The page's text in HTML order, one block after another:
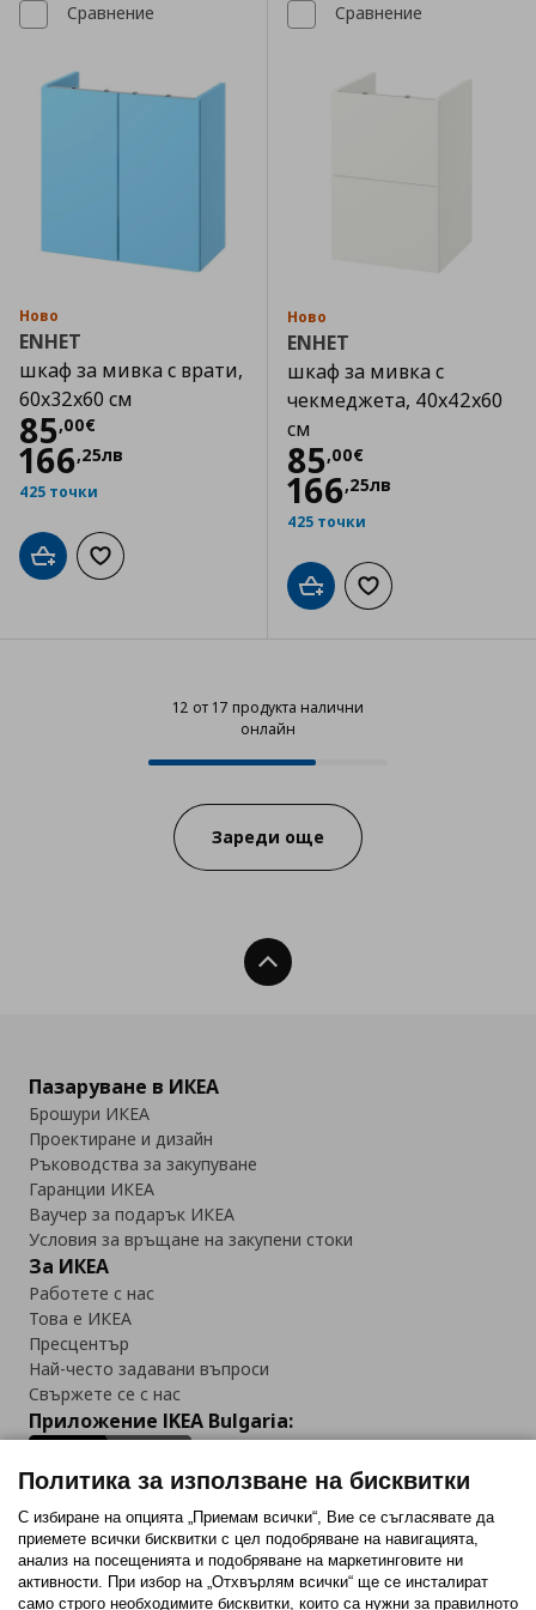
Сравнение
Ново
ENHET
шкаф за мивка с врати,
60x32x60 см
85,00€
Цена
166,25лв
425 точки
Добави в кошницата
Добави към списъка с любими
Сравнение
Ново
ENHET
шкаф за мивка с
чекмеджета, 40x42x60
см
85,00€
Цена
166,25лв
425 точки
Добави в кошницата
Добави към
12 от 17 продукта налични
онлайн
12 от 17 продукта налични
Progress:
Зареди още
Нагоре
Пазаруване в ИКЕА
Брошури ИКЕА
Проектиране и дизайн
Ръководства за закупуване
Гаранции ИКЕА
Ваучер за подарък ИКЕА
Условия за връщане на закупени стоки
За ИКЕА
Работете с нас
Това е ИКЕА
Пресцентър
Най-често задавани въпроси
Свържете се с нас
Приложение IKEA Bulgaria:
Последвайте ни:
FacebookTwitterYoutubePinterestInstagram
Политика за използване на бисквитки
С избиране на опцията „Приемам всички“, Вие се съгласявате да
приемете всички бисквитки с цел подобряване на навигацията,
анализ на посещенията и подобряване на маркетинговите ни
активности. При избор на „Отхвърлям всички“ ще се инсталират
само строго необходимитe бисквитки, които са нужни за правилното